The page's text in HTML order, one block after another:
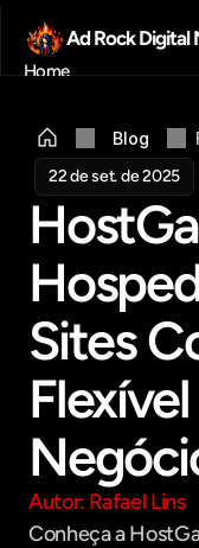
Ad Rock Digital
Home
Blog
Contato
Blog
22 de set. de 2025
Sites
Autor: Rafael Lins
Conheça a